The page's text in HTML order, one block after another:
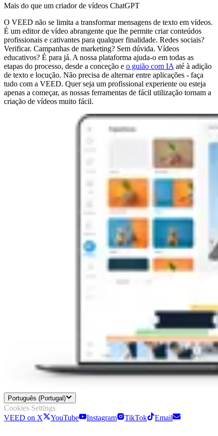
Mais do que um criador de vídeos ChatGPT
O VEED não se limita a transformar mensagens de texto em vídeos.
É um editor de vídeo abrangente que lhe permite criar conteúdos
profissionais e cativantes para qualquer finalidade. Redes sociais?
Verificar. Campanhas de marketing? Sem dúvida. Vídeos
educativos? É para já. A nossa plataforma ajuda-o em todas as
etapas do processo, desde a conceção e o guião com IA até à adição
de texto e locução. Não precisa de alternar entre aplicações - faça
tudo com a VEED. Quer seja um profissional experiente ou esteja
apenas a começar, as nossas ferramentas de fácil utilização tornam a
criação de vídeos muito fácil.
Português (Portugal)
Cookies Settings
VEED on X
YouTube Instagram TikTok Email